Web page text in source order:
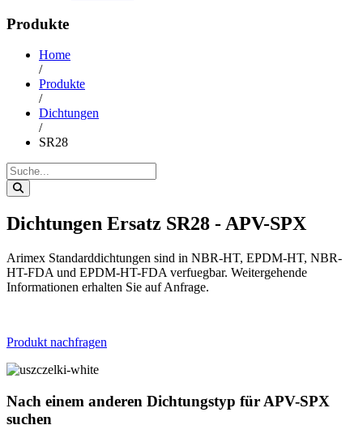
Produkte
Home
/
Produkte
/
Dichtungen
/
SR28
Dichtungen Ersatz SR28 - APV-SPX
Arimex Standarddichtungen sind in NBR-HT, EPDM-HT, NBR-
HT-FDA und EPDM-HT-FDA verfuegbar. Weitergehende
Informationen erhalten Sie auf Anfrage.
Produkt nachfragen
Nach einem anderen Dichtungstyp für APV-SPX
suchen